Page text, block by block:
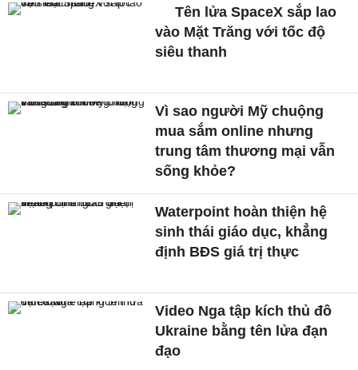
Tên lửa SpaceX sắp lao
vào Mặt Trăng với tốc độ
siêu thanh
Vì sao người Mỹ chuộng
mua sắm online nhưng
trung tâm thương mại vẫn
sống khỏe?
Waterpoint hoàn thiện hệ
sinh thái giáo dục, khẳng
định BĐS giá trị thực
Video Nga tập kích thủ đô
Ukraine bằng tên lửa đạn
đạo